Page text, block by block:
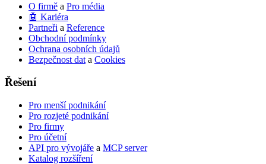
users
O firmě a Pro média
🤖 Kariéra
Partneři a Reference
Obchodní podmínky
Ochrana osobních údajů
Bezpečnost dat a Cookies
Řešení
Pro menší podnikání
Pro rozjeté podnikání
Pro firmy
Pro účetní
API pro vývojáře a MCP server
Katalog rozšíření